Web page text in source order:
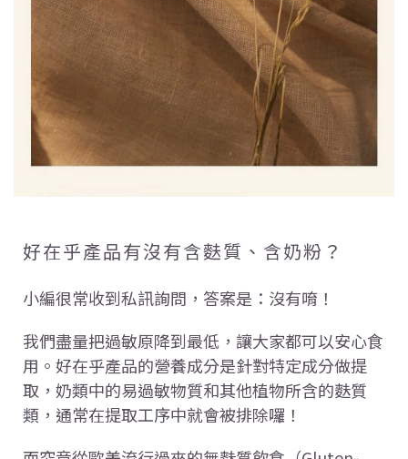
好在乎產品有沒有含麩質、含奶粉？
小編很常收到私訊詢問，答案是：沒有唷！
我們盡量把過敏原降到最低，讓大家都可以安心食
用。好在乎產品的營養成分是針對特定成分做提
取，奶類中的易過敏物質和其他植物所含的麩質
類，通常在提取工序中就會被排除囉！